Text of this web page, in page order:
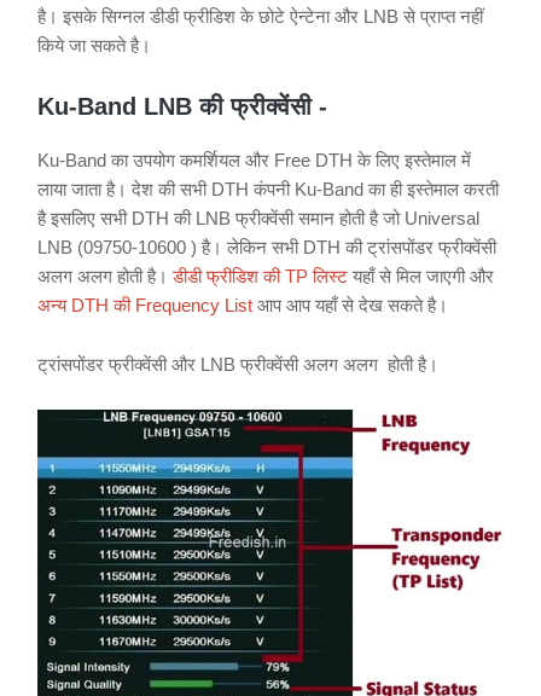
है। इसके सिग्नल डीडी फ्रीडिश के छोटे ऐन्टेना और LNB से प्राप्त नहीं
किये जा सकते है।
Ku-Band LNB की फ्रीक्वेंसी -
Ku-Band का उपयोग कमर्शियल और Free DTH के लिए इस्तेमाल में
लाया जाता है। देश की सभी DTH कंपनी Ku-Band का ही इस्तेमाल करती
है इसलिए सभी DTH की LNB फ्रीक्वेंसी समान होती है जो Universal
LNB (09750-10600 ) है। लेकिन सभी DTH की ट्रांसपोंडर फ्रीक्वेंसी
अलग अलग होती है।डीडी फ्रीडिश की TP लिस्ट यहाँ से मिल जाएगी और
अन्य DTH की Frequency List आप आप यहाँ से देख सकते है।
ट्रांसपोंडर फ्रीक्वेंसी और LNB फ्रीक्वेंसी अलग अलग होती है।